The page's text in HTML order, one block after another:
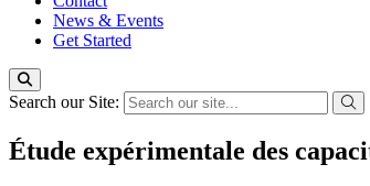
News & Events
Get Started
Search our Site:
Étude expérimentale des